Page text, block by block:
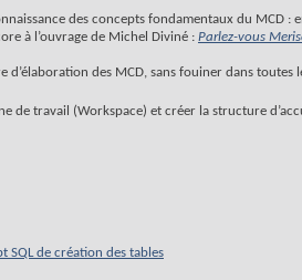
des concepts fondamentaux du MCD
à l’ouvrage de Michel Diviné : Parlez-vous
des MCD, sans fouiner dans toutes
de travail (Workspace) et créer la structure
SQL de création des tables